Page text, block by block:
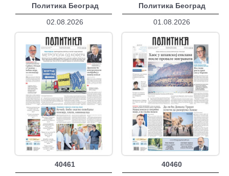
Политика Београд
02.08.2026
40461
Политика Београд
01.08.2026
40460